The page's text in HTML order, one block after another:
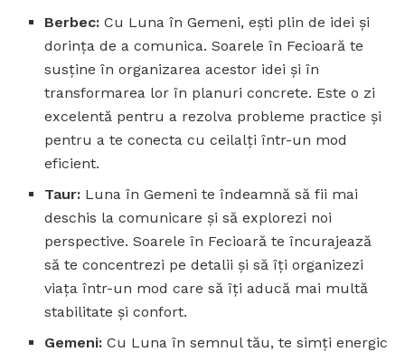
Berbec: Cu Luna în Gemeni, ești plin de idei și
dorința de a comunica. Soarele în Fecioară te
susține în organizarea acestor idei și în
transformarea lor în planuri concrete. Este o zi
excelentă pentru a rezolva probleme practice și
pentru a te conecta cu ceilalți într-un mod
eficient.
Taur: Luna în Gemeni te îndeamnă să fii mai
deschis la comunicare și să explorezi noi
perspective. Soarele în Fecioară te încurajează
să te concentrezi pe detalii și să îți organizezi
viața într-un mod care să îți aducă mai multă
stabilitate și confort.
Gemeni: Cu Luna în semnul tău, te simți energic